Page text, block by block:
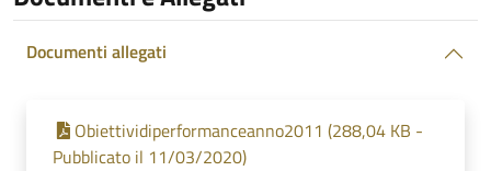
Documenti allegati
Obiettividiperformanceanno2011 (288,04 KB -
Pubblicato il 11/03/2020)